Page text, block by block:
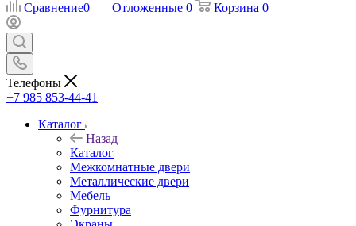
Сравнение0 Отложенные 0 Корзина 0
Телефоны
+7 985 853-44-41
Каталог
Назад
Каталог
Межкомнатные двери
Металлические двери
Мебель
Фурнитура